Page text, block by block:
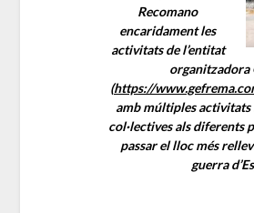
Recomano
encaridament les
activitats de l’entitat
organitzadora
(https://
amb múltiples activitats
col·lectives als diferents
passar el lloc més
guerra